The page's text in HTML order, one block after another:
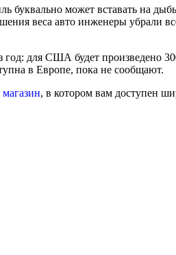
буквально может вставать на
веса авто инженеры убрали
год: для США будет произведено
в Европе, пока не сообщают.
магазин, в котором вам доступен